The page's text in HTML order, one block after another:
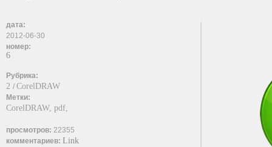
дата:
2012-06-30
номер:
6
Рубрика:
2 / CorelDRAW
Метки:
CorelDRAW, pdf,
просмотров: 22355
комментариев: Link